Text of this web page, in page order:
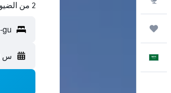
2 من الضيوف، غرفة واحدة
س 15/8